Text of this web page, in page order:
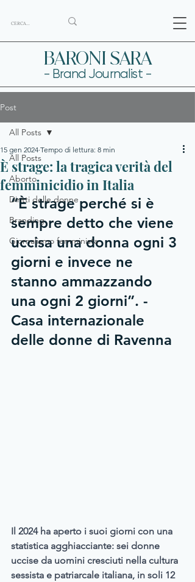
BARONI SARA
- Brand Journalist -
Post
All Posts
Aborto
Diritti delle donne
Branding
Giornalismo femminista
All Posts
È strage: la tragica verità del
femminicidio in Italia
15 gen 2024 Tempo di lettura: 8 min
“È strage perché si è
sempre detto che viene
uccisa una donna ogni 3
giorni e invece ne
stanno ammazzando
una ogni 2 giorni”. -
Casa internazionale
delle donne di Ravenna
Il 2024 ha aperto i suoi giorni con una
statistica agghiacciante: sei donne
uccise da uomini cresciuti nella cultura
sessista e patriarcale italiana, in soli 12